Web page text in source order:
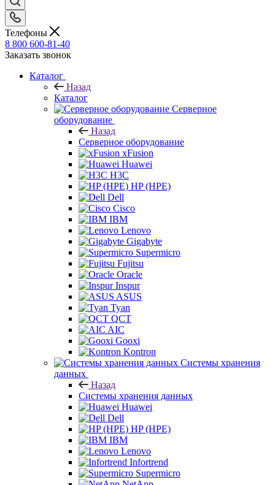
Телефоны
8 800 600-81-40
Заказать звонок
Каталог
Назад
Каталог
Серверное
оборудование
Назад
Серверное оборудование
xFusion
Huawei
H3C
HP (HPE)
Dell
Cisco
IBM
Lenovo
Gigabyte
Supermicro
Fujitsu
Oracle
Inspur
ASUS
Tyan
QCT
AIC
Gooxi
Kontron
Системы хранения
данных
Назад
Системы хранения данных
Huawei
Dell
HP (HPE)
IBM
Lenovo
Infortrend
Supermicro